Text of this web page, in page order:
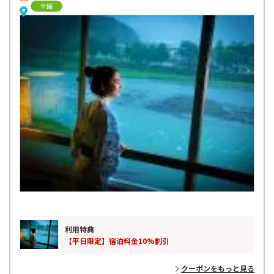
全国
利用特典
【平日限定】宿泊料金10%割引
クーポンをもっと見る